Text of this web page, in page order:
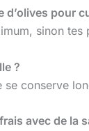
pour
sinon
?
conserve
avec de la